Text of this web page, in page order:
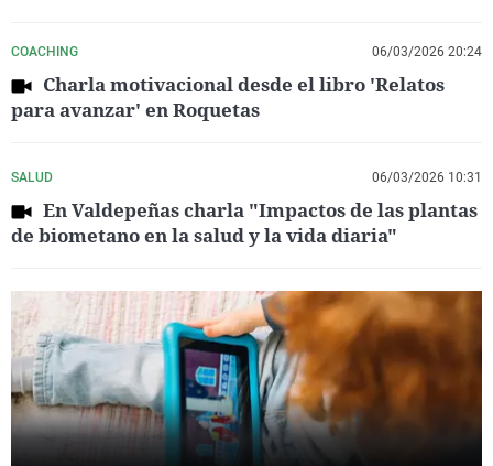
COACHING 06/03/2026 20:24
Charla motivacional desde el libro 'Relatos
para avanzar' en Roquetas
SALUD 06/03/2026 10:31
En Valdepeñas charla "Impactos de las plantas
de biometano en la salud y la vida diaria"